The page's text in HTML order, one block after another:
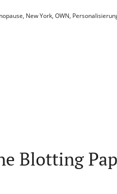
, New York, OWN,
Blotting